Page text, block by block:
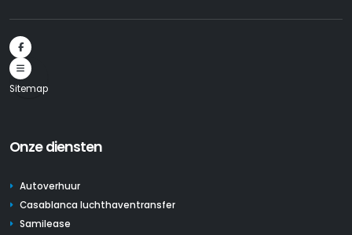
Sitemap
Onze diensten
Autoverhuur
Casablanca luchthaventransfer
Samilease